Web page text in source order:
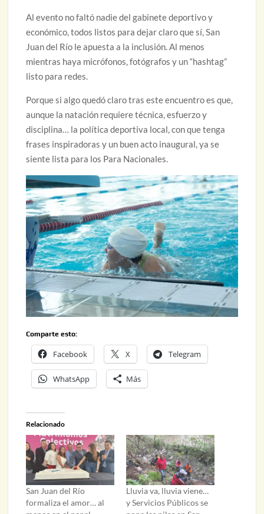
Al evento no faltó nadie del gabinete deportivo y
económico, todos listos para dejar claro que sí, San
Juan del Río le apuesta a la inclusión. Al menos
mientras haya micrófonos, fotógrafos y un “hashtag”
listo para redes.
Porque si algo quedó claro tras este encuentro es que,
aunque la natación requiere técnica, esfuerzo y
disciplina… la política deportiva local, con que tenga
frases inspiradoras y un buen acto inaugural, ya se
siente lista para los Para Nacionales.
Comparte esto:
Facebook X Telegram
WhatsApp Más
Relacionado
San Juan del Río
formaliza el amor… al
Lluvia va, lluvia viene…
y Servicios Públicos se